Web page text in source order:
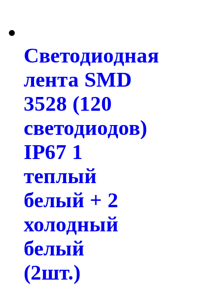
Светодиодная
лента SMD
3528 (120
светодиодов)
IP67 1
теплый
белый + 2
холодный
белый
(2шт.)